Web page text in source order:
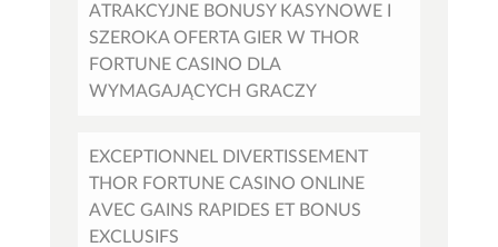
ATRAKCYJNE BONUSY KASYNOWE I
SZEROKA OFERTA GIER W THOR
FORTUNE CASINO DLA
WYMAGAJĄCYCH GRACZY
EXCEPTIONNEL DIVERTISSEMENT
THOR FORTUNE CASINO ONLINE
AVEC GAINS RAPIDES ET BONUS
EXCLUSIFS